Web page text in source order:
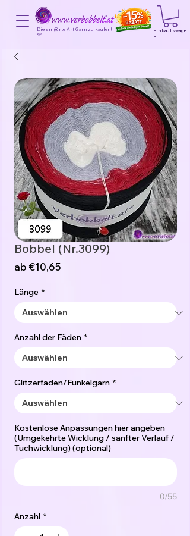
Die sm@rte Art Garn zu kaufen!
💜
Einkaufswage
n
Bobbel (Nr.3099)
ab €10,65
Länge *
Anzahl der Fäden *
Glitzerfaden/Funkelgarn *
Kostenlose Anpassungen hier angeben
(Umgekehrte Wicklung / sanfter Verlauf /
Tuchwicklung) (optional)
0/55
Anzahl *